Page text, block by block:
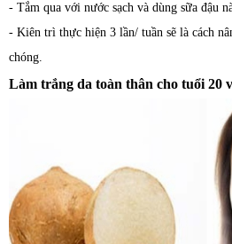
- Tắm qua với nước sạch và dùng sữa đậu
- Kiên trì thực hiện 3 lần/ tuần sẽ là cách
chóng.
Làm trắng da toàn thân cho tuổi 20